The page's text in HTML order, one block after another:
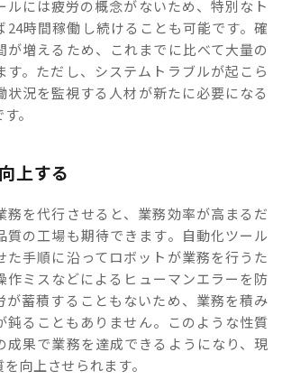
ルには疲労の概念がないため、特別なト
24時間稼働し続けることも可能です。確
が増えるため、これまでに比べて大量の
す。ただし、システムトラブルが起こら
状況を監視する人材が新たに必要になる
。
上する
務を代行させると、業務効率が高まるだ
質の工場も期待できます。自動化ツール
た手順に沿ってロボットが業務を行うた
作ミスなどによるヒューマンエラーを防
が蓄積することもないため、業務を積み
鈍ることもありません。このような性質
成果で業務を達成できるようになり、現
向上させられます。